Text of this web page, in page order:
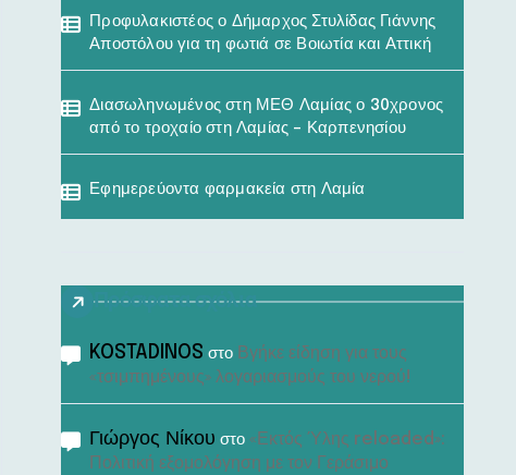
Προφυλακιστέος ο Δήμαρχος Στυλίδας Γιάννης
Αποστόλου για τη φωτιά σε Βοιωτία και Αττική
Διασωληνωμένος στη ΜΕΘ Λαμίας ο 30χρονος
από το τροχαίο στη Λαμίας – Καρπενησίου
Εφημερεύοντα φαρμακεία στη Λαμία
Πρόσφατα σχόλια
KOSTADINOS στο Βγήκε είδηση για τους
«τσιμπημένους» λογαριασμούς του νερού!
Γιώργος Νίκου στο «Εκτός Ύλης reloaded»:
Πολιτική εξομολόγηση με τον Γεράσιμο